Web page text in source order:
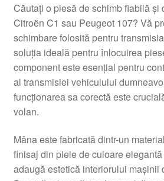
Căutați o piesă de schimb fiabilă și
Citroën C1 sau Peugeot 107? Vă
schimbare folosită pentru
soluția ideală pentru înlocuirea
component este esențial pentru
al transmisiei vehiculului
funcționarea sa corectă este
volan.
Mâna este fabricată dintr-un
finisaj din piele de culoare elegantă
adaugă estetică interiorului mașinii